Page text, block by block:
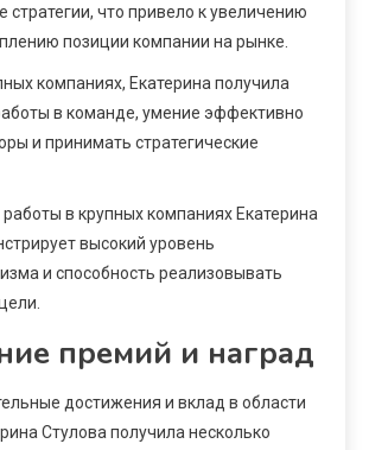
стратегии, что привело к увеличению
позиции компании на рынке.
компаниях, Екатерина получила
в команде, умение эффективно
и принимать стратегические
в крупных компаниях Екатерина
высокий уровень
и способность реализовывать
премий и наград
достижения и вклад в области
Стулова получила несколько